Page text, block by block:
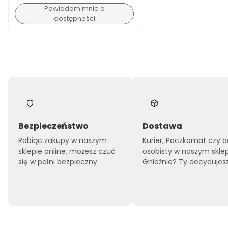
Powiadom mnie o
dostępności
Bezpieczeństwo
Robiąc zakupy w naszym
sklepie online, możesz czuć
się w pełni bezpieczny.
Dostawa
Kurier, Paczkomat czy
osobisty w naszym
Gnieźnie? Ty